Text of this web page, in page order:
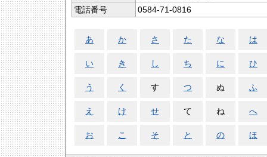
電話番号
0584-71-0816
あ か さ た な は
い き し ち に ひ
う く す つ ぬ ふ
え け せ て ね へ
お こ そ と の ほ